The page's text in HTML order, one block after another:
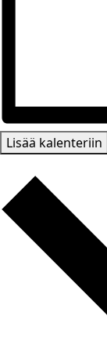
Lisää kalenteriin